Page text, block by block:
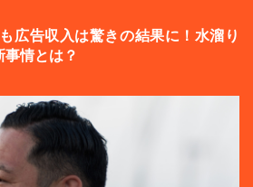
広告収入は驚きの結果に！水溜り
情とは？